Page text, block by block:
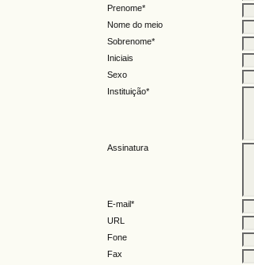
Prenome*
Nome do meio
Sobrenome*
Iniciais
Sexo
Instituição*
Assinatura
E-mail*
URL
Fone
Fax